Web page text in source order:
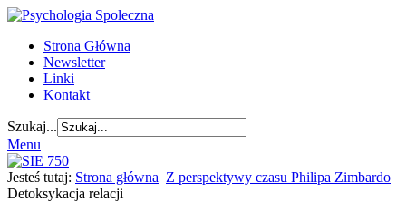
Strona Główna
Newsletter
Linki
Kontakt
Szukaj...
Menu
Jesteś tutaj: Strona główna Z perspektywy czasu Philipa Zimbardo
Detoksykacja relacji